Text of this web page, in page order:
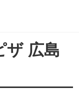
ザ 広島